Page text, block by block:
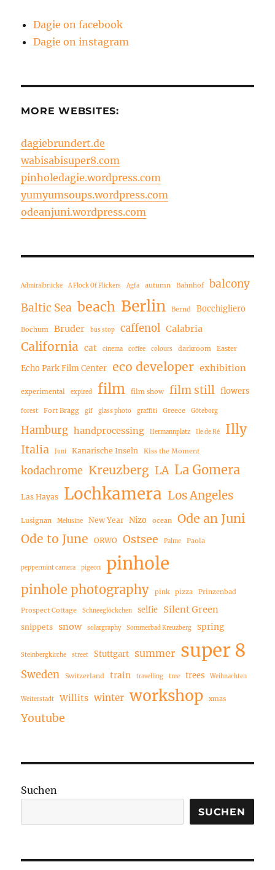
Dagie on facebook
Dagie on instagram
MORE WEBSITES:
dagiebrundert.de
wabisabisuper8.com
pinholedagie.wordpress.com
yumyumsoups.wordpress.com
odeanjuni.wordpress.com
Admiralbrücke A Flock Of Flickers Agfa autumn Bahnhof
balcony
Baltic Sea beach Berlin Bernd Bocchigliero
Bochum Bruder bus stop caffenol Calabria
California cat cinema coffee colours darkroom Easter
Echo Park Film Center eco developer exhibition
experimental expired film film show film still flowers
forest Fort Bragg gif glass photo graffiti Greece Göteborg
Hamburg handprocessing Hermannplatz Ile de Ré Illy
Italia Juni Kanarische Inseln Kiss the Moment
kodachrome Kreuzberg LA La Gomera
Las Hayas Lochkamera Los Angeles
Lusignan Melusine New Year Nizo ocean
Ode an Juni
Ode to June
ORWO Ostsee Palme Paola
peppermint camera pigeon pinhole
pinhole photography pink pizza Prinzenbad
Prospect Cottage Schneeglöckchen selfie Silent Green
snippets snow solargraphy Sommerbad Kreuzberg spring
Steinbergkirche street Stuttgart summer super 8
Sweden Switzerland train travelling tree trees Weihnachten
Weiterstadt Willits winter workshop xmas
Youtube
Suchen
SUCHEN